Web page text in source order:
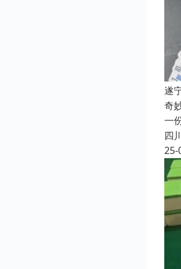
遂
奇
一
四
25-